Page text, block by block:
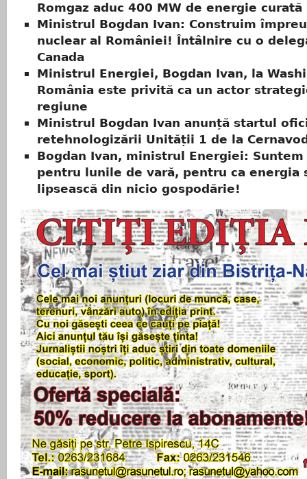
Romgaz aduc 400 MW de energie curată
Ministrul Bogdan Ivan: Construim
nuclear al României! Întâlnire cu o
Canada
Ministrul Energiei, Bogdan Ivan, la
România este privită ca un actor
regiune
Ministrul Bogdan Ivan anunță startul
retehnologizării Unității 1 de la
Bogdan Ivan, ministrul Energiei:
pentru lunile de vară, pentru ca energia
lipsească din nicio gospodărie!